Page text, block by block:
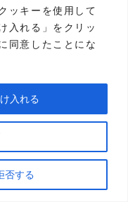
ッキーを使用して
入れる」をクリッ
同意したことにな
否する
入れる
なっており、ま
役立ちます。
ります。
ときも。クレジ
現金化で、提